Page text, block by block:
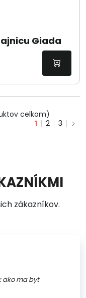
Giada
celkom)
1
2 3
zákazníkov.
ako ma byt